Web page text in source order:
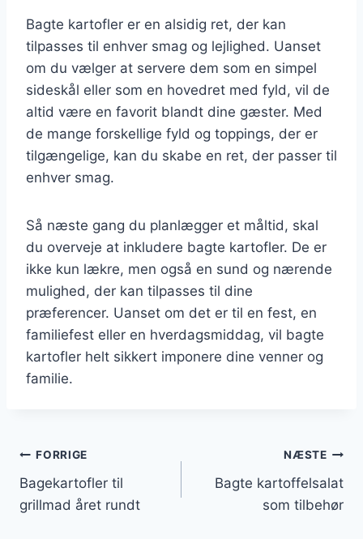
Bagte kartofler er en alsidig ret, der kan
tilpasses til enhver smag og lejlighed. Uanset
om du vælger at servere dem som en simpel
sideskål eller som en hovedret med fyld, vil de
altid være en favorit blandt dine gæster. Med
de mange forskellige fyld og toppings, der er
tilgængelige, kan du skabe en ret, der passer til
enhver smag.
Så næste gang du planlægger et måltid, skal
du overveje at inkludere bagte kartofler. De er
ikke kun lækre, men også en sund og nærende
mulighed, der kan tilpasses til dine
præferencer. Uanset om det er til en fest, en
familiefest eller en hverdagsmiddag, vil bagte
kartofler helt sikkert imponere dine venner og
familie.
Indlægsnavigation
FORRIGE
Bagekartofler til
grillmad året rundt
NÆSTE
Bagte kartoffelsalat
som tilbehør